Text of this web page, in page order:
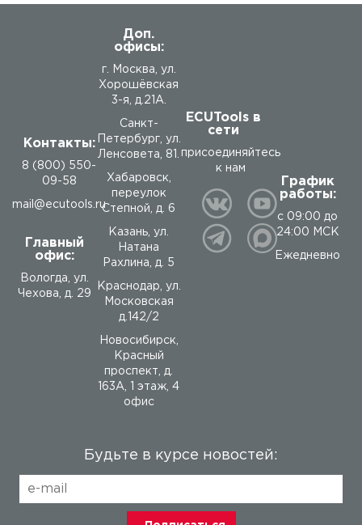
Контакты:
8 (800) 550-
09-58
mail@ecutools.ru
Главный
офис:
Вологда, ул.
Чехова, д. 29
Доп.
офисы:
г. Москва, ул.
Хорошёвская
3-я, д.21А.
Санкт-
Петербург, ул.
Ленсовета, 81.
Хабаровск,
переулок
Степной, д. 6
Казань, ул.
Натана
Рахлина, д. 5
Краснодар, ул.
Московская
д.142/2
Новосибирск,
Красный
проспект, д.
163А, 1 этаж, 4
офис
ECUTools в
сети
присоединяйтесь
к нам
График
работы:
с 09:00 до
24:00 МСК
Ежедневно
Будьте в курсе новостей: